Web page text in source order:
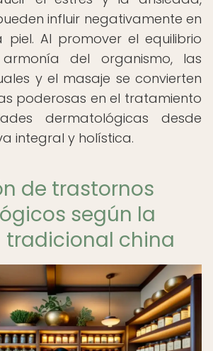
influir negativamente en
Al promover el equilibrio
del organismo, las
y el masaje se convierten
poderosas en el tratamiento
dermatológicas desde
integral y holística.
de trastornos
según la
china